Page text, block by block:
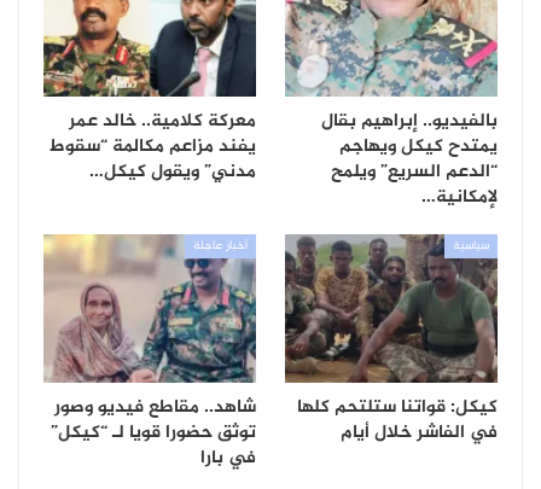
بالفيديو.. إبراهيم بقال
يمتدح كيكل ويهاجم
“الدعم السريع” ويلمح
لإمكانية…
معركة كلامية.. خالد عمر
يفند مزاعم مكالمة “سقوط
مدني” ويقول كيكل…
سياسية
كيكل: قواتنا ستلتحم كلها
في الفاشر خلال أيام
أخبار عاجلة
شاهد.. مقاطع فيديو وصور
توثق حضورا قويا لـ “كيكل”
في بارا